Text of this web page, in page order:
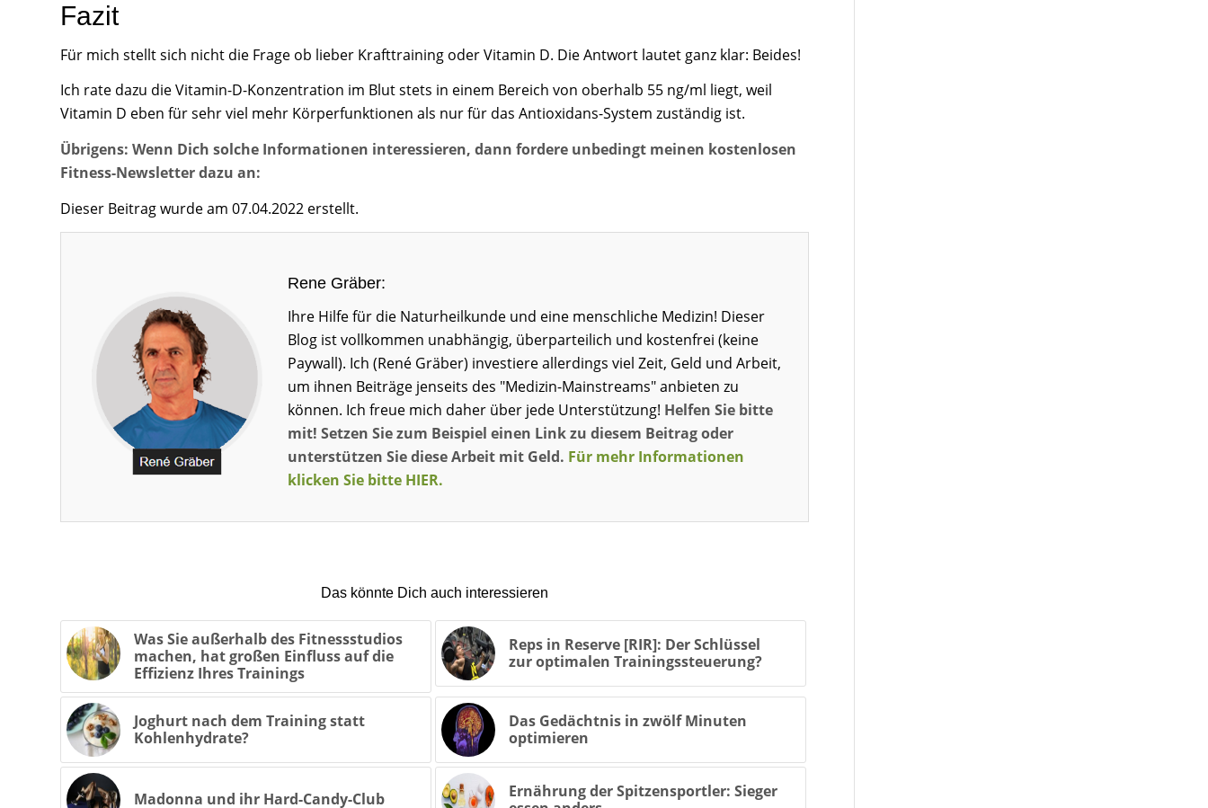
Fazit
Für mich stellt sich nicht die Frage ob lieber Krafttraining oder Vitamin D. Die Antwort lautet ganz klar: Beides!
Ich rate dazu die Vitamin-D-Konzentration im Blut stets in einem Bereich von oberhalb 55 ng/ml liegt, weil
Vitamin D eben für sehr viel mehr Körperfunktionen als nur für das Antioxidans-System zuständig ist.
Übrigens: Wenn Dich solche Informationen interessieren, dann fordere unbedingt meinen kostenlosen
Fitness-Newsletter dazu an:
Dieser Beitrag wurde am 07.04.2022 erstellt.
Rene Gräber:
Ihre Hilfe für die Naturheilkunde und eine menschliche Medizin! Dieser
Blog ist vollkommen unabhängig, überparteilich und kostenfrei (keine
Paywall). Ich (René Gräber) investiere allerdings viel Zeit, Geld und Arbeit,
um ihnen Beiträge jenseits des "Medizin-Mainstreams" anbieten zu
können. Ich freue mich daher über jede Unterstützung! Helfen Sie bitte
mit! Setzen Sie zum Beispiel einen Link zu diesem Beitrag oder
unterstützen Sie diese Arbeit mit Geld. Für mehr Informationen
klicken Sie bitte HIER.
Das könnte Dich auch interessieren
Was Sie außerhalb des Fitnessstudios
machen, hat großen Einfluss auf die
Effizienz Ihres Trainings
Reps in Reserve [RIR]: Der Schlüssel
zur optimalen Trainingssteuerung?
Joghurt nach dem Training statt
Kohlenhydrate?
Das Gedächtnis in zwölf Minuten
optimieren
Madonna und ihr Hard-Candy-Club
Ernährung der Spitzensportler: Sieger